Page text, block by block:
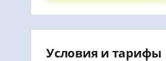
Условия и тарифы